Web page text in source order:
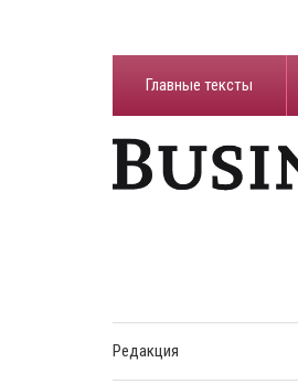
Главные тексты
Редакция